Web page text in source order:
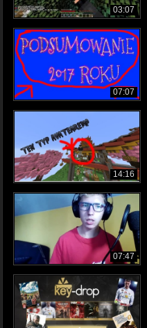
03:07
07:07
14:16
07:47